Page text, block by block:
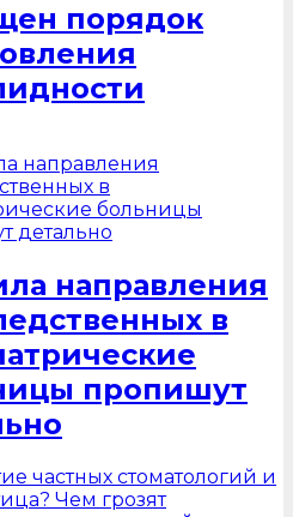
порядок
направления
в
пропишут